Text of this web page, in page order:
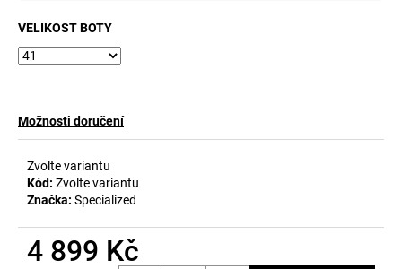
VELIKOST BOTY
Možnosti doručení
Zvolte variantu
Kód: Zvolte variantu
Značka: Specialized
4 899 Kč